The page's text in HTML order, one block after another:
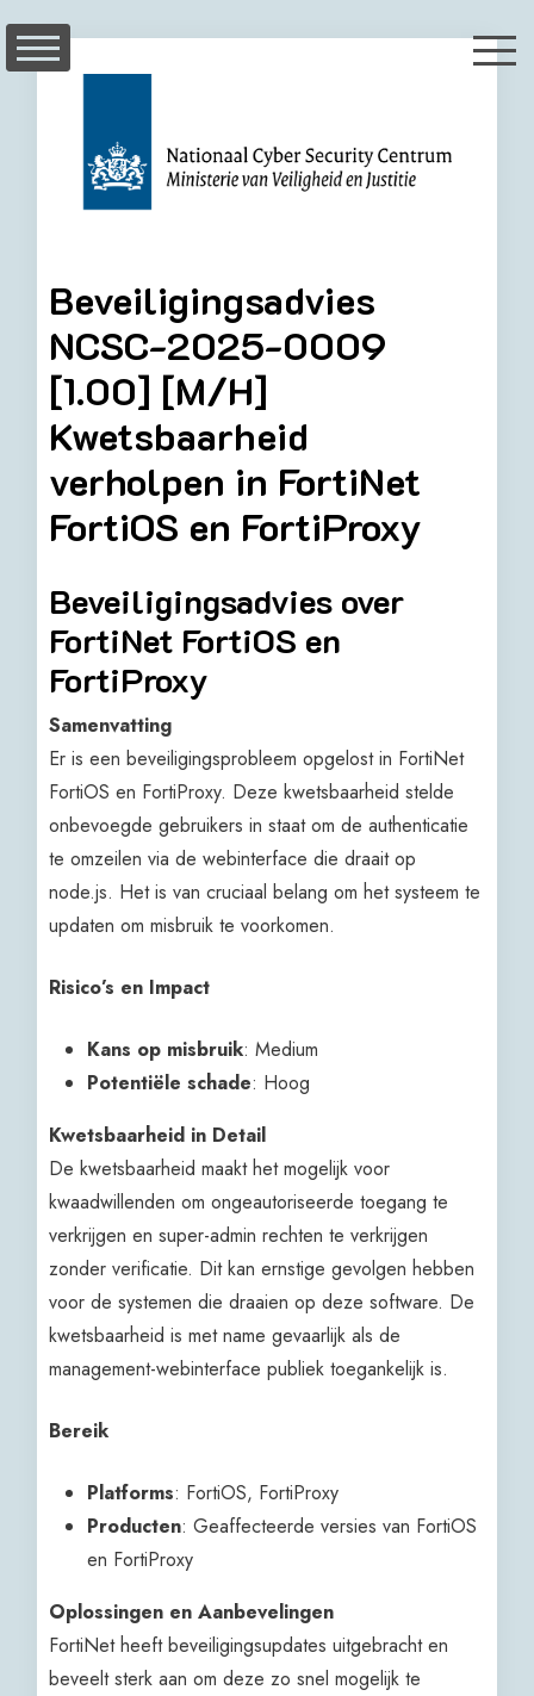
Beveiligingsadvies
NCSC-2025-0009
[1.00] [M/H]
Kwetsbaarheid
verholpen in FortiNet
FortiOS en FortiProxy
Beveiligingsadvies over
FortiNet FortiOS en
FortiProxy
Samenvatting
Er is een beveiligingsprobleem opgelost in FortiNet
FortiOS en FortiProxy. Deze kwetsbaarheid stelde
onbevoegde gebruikers in staat om de authenticatie
te omzeilen via de webinterface die draait op
node.js. Het is van cruciaal belang om het systeem te
updaten om misbruik te voorkomen.
Risico’s en Impact
Kans op misbruik: Medium
Potentiële schade: Hoog
Kwetsbaarheid in Detail
De kwetsbaarheid maakt het mogelijk voor
kwaadwillenden om ongeautoriseerde toegang te
verkrijgen en super-admin rechten te verkrijgen
zonder verificatie. Dit kan ernstige gevolgen hebben
voor de systemen die draaien op deze software. De
kwetsbaarheid is met name gevaarlijk als de
management-webinterface publiek toegankelijk is.
Bereik
Platforms: FortiOS, FortiProxy
Producten: Geaffecteerde versies van FortiOS
en FortiProxy
Oplossingen en Aanbevelingen
FortiNet heeft beveiligingsupdates uitgebracht en
beveelt sterk aan om deze zo snel mogelijk te